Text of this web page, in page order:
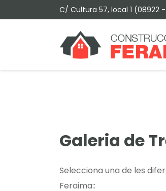
C/ Cultura 57, local 1 (08922
Galeria de
Selecciona una de les
Feraima::